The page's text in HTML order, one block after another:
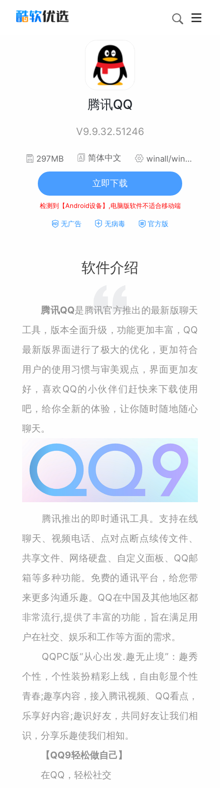
腾讯QQ
V9.9.32.51246
297MB 简体中文 winall/win7/win10/win11
立即下载
检测到【Android设备】,电脑版软件不适合移动端
无广告 无病毒 官方版
软件介绍
腾讯QQ是腾讯官方推出的最新版聊天
工具，版本全面升级，功能更加丰富，QQ
最新版界面进行了极大的优化，更加符合
用户的使用习惯与审美观点，界面更加友
好，喜欢QQ的小伙伴们赶快来下载使用
吧，给你全新的体验，让你随时随地随心
聊天。
腾讯推出的即时通讯工具。支持在线
聊天、视频电话、点对点断点续传文件、
共享文件、网络硬盘、自定义面板、QQ邮
箱等多种功能。免费的通讯平台，给您带
来更多沟通乐趣。QQ在中国及其他地区都
非常流行,提供了丰富的功能，旨在满足用
户在社交、娱乐和工作等方面的需求。
QQPC版“从心出发.趣无止境”：趣秀
个性，个性装扮精彩上线，自由彰显个性
青春;趣享内容，接入腾讯视频、QQ看点，
乐享好内容;趣识好友，共同好友让我们相
识，分享乐趣使我们相知。
【QQ9轻松做自己】
在QQ，轻松社交